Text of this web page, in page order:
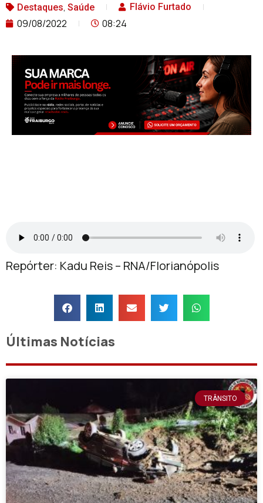
Destaques, Saúde Flávio Furtado
09/08/2022 08:24
Repórter: Kadu Reis – RNA/Florianópolis
Últimas Notícias
TRÂNSITO